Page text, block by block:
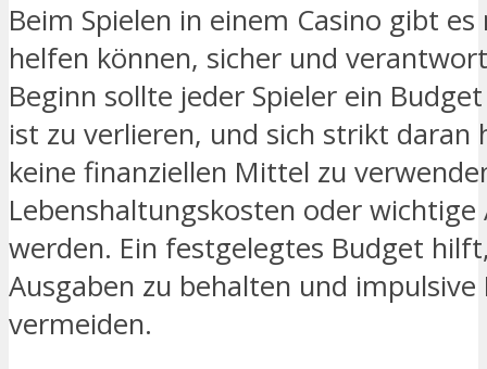
Beim Spielen in einem Casino gibt
helfen können, sicher und
Beginn sollte jeder Spieler ein
ist zu verlieren, und sich strikt daran
keine finanziellen Mittel zu
Lebenshaltungskosten oder
werden. Ein festgelegtes Budget
Ausgaben zu behalten und impulsive
vermeiden.